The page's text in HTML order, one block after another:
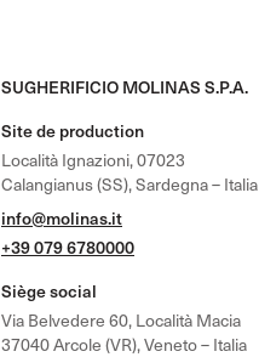
SUGHERIFICIO MOLINAS S.P.A.
Site de production
Località Ignazioni, 07023
Calangianus (SS), Sardegna – Italia
info@molinas.it
+39 079 6780000
Siège social
Via Belvedere 60, Località Macia
37040 Arcole (VR), Veneto – Italia